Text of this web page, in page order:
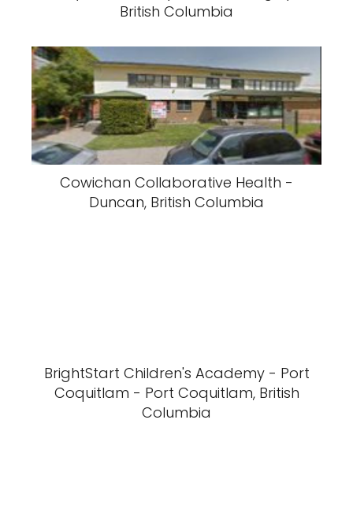
British Columbia
Cowichan Collaborative Health -
Duncan, British Columbia
BrightStart Children's Academy - Port
Coquitlam - Port Coquitlam, British
Columbia